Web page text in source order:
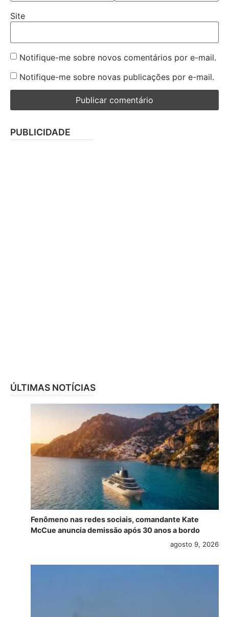
Site
Notifique-me sobre novos comentários por e-mail.
Notifique-me sobre novas publicações por e-mail.
PUBLICIDADE
ÚLTIMAS NOTÍCIAS
Fenômeno nas redes sociais, comandante Kate
McCue anuncia demissão após 30 anos a bordo
agosto 9, 2026